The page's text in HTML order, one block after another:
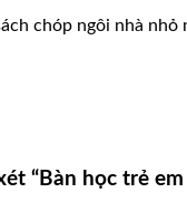
chóp ngôi nhà
“Bàn học trẻ